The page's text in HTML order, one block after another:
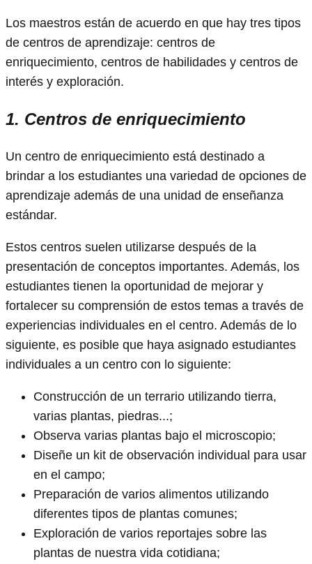
Los maestros están de acuerdo en que hay tres tipos
de centros de aprendizaje: centros de
enriquecimiento, centros de habilidades y centros de
interés y exploración.
1. Centros de enriquecimiento
Un centro de enriquecimiento está destinado a
brindar a los estudiantes una variedad de opciones de
aprendizaje además de una unidad de enseñanza
estándar.
Estos centros suelen utilizarse después de la
presentación de conceptos importantes. Además, los
estudiantes tienen la oportunidad de mejorar y
fortalecer su comprensión de estos temas a través de
experiencias individuales en el centro. Además de lo
siguiente, es posible que haya asignado estudiantes
individuales a un centro con lo siguiente:
Construcción de un terrario utilizando tierra,
varias plantas, piedras...;
Observa varias plantas bajo el microscopio;
Diseñe un kit de observación individual para usar
en el campo;
Preparación de varios alimentos utilizando
diferentes tipos de plantas comunes;
Exploración de varios reportajes sobre las
plantas de nuestra vida cotidiana;